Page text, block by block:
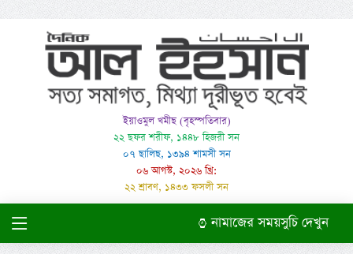
ইয়াওমুল খমীছ (বৃহস্পতিবার)
২২ ছফর শরীফ, ১৪৪৮ হিজরী সন
০৭ ছালিছ, ১৩৯৪ শামসী সন
০৬ আগস্ট, ২০২৬ খ্রি:
২২ শ্রাবণ, ১৪৩৩ ফসলী সন
নামাজের সময়সুচি দেখুন